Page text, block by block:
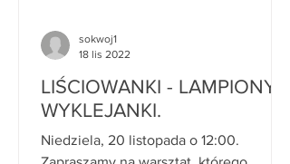
LIŚCIOWANKI - LAMPIONY I
WYKLEJANKI.
Niedziela, 20 listopada o 12:00.
sokwoj1
18 lis 2022